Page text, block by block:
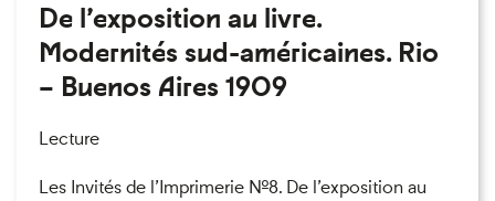
De l’exposition au livre.
Modernités sud-américaines. Rio
– Buenos Aires 1909
Lecture
Les Invités de l’Imprimerie n°8. De l’exposition au